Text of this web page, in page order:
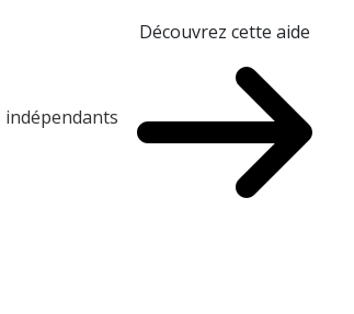
indépendants
Découvrez cette aide